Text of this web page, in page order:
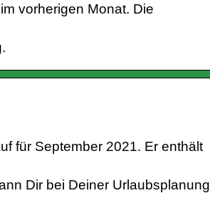
vorherigen Monat. Die
für September 2021. Er enthält
Dir bei Deiner Urlaubsplanung